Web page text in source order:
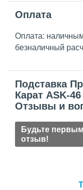
Оплата
Оплата:
безналичный
Подставка
Карат ASK-
Отзывы и
Будьте
отзыв!